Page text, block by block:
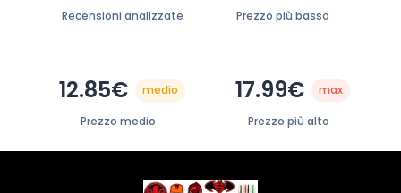
Recensioni analizzate Prezzo più basso
12.85€ medio
Prezzo medio
17.99€ max
Prezzo più alto